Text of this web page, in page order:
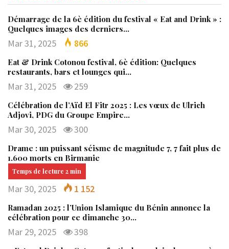
Démarrage de la 6è édition du festival « Eat and Drink » :
Quelques images des derniers…
Mar 31, 2025 866
Eat & Drink Cotonou festival, 6è édition: Quelques
restaurants, bars et lounges qui…
Mar 31, 2025 259
Célébration de l’Aïd El Fitr 2025 : Les vœux de Ulrich
Adjovi, PDG du Groupe Empire…
Mar 30, 2025 300
Drame : un puissant séisme de magnitude 7, 7 fait plus de
1.600 morts en Birmanie
Mar 30, 2025 1 152
Ramadan 2025 : l’Union Islamique du Bénin annonce la
célébration pour ce dimanche 30…
Mar 29, 2025 398